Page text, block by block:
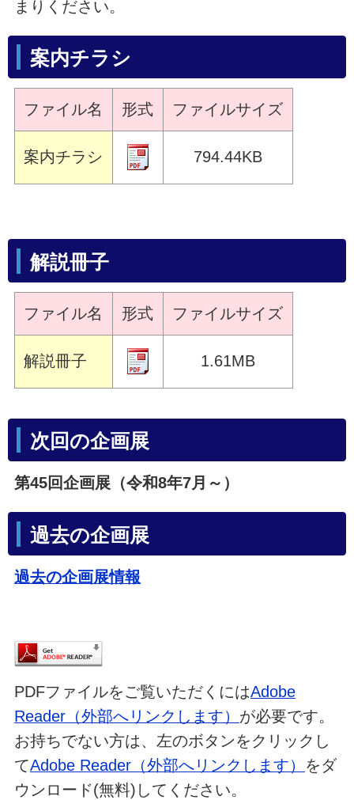
まりください。
案内チラシ
ファイル名 形式 ファイルサイズ
案内チラシ 794.44KB
解説冊子
ファイル名 形式 ファイルサイズ
解説冊子 1.61MB
次回の企画展
第45回企画展（令和8年7月～）
過去の企画展
過去の企画展情報
PDFファイルをご覧いただくにはAdobe
Reader（外部へリンクします） が必要です。
お持ちでない方は、左のボタンをクリックし
てAdobe Reader（外部へリンクします） をダ
ウンロード(無料)してください。